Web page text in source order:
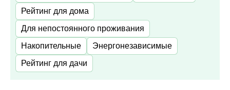
Рейтинг для дома
Для непостоянного проживания
Накопительные
Энергонезависимые
Рейтинг для дачи